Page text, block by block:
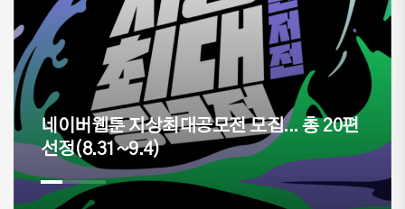
네이버웹툰 지상최대공모전 모집... 총 20편
선정(8.31~9.4)